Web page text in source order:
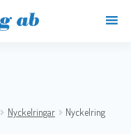
Nyckelringar
Nyckelring